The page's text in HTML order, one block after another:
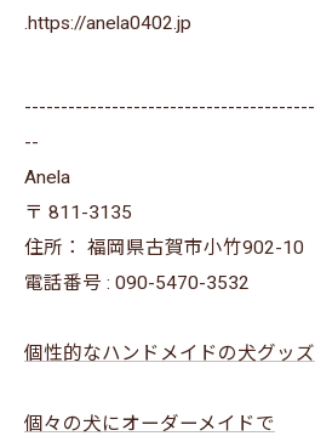
⁡.https://anela0402.jp⁡⁡
--
Anela
〒 811-3135
住所： 福岡県古賀市小竹902-10
電話番号 : 090-5470-3532
個性的なハンドメイドの犬グッズ
個々の犬にオーダーメイドで